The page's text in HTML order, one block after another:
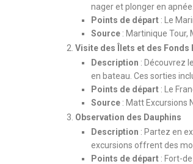
nager et plonger en
Points de départ : Le
Source : Martinique Tour,
Visite des Îlets et des Fonds
Description : Découvrez
en bateau. Ces sorties
Points de départ : Le
Source : Matt Excursions
Observation des Dauphins
Description : Partez en
excursions offrent des
Points de départ : Fort-